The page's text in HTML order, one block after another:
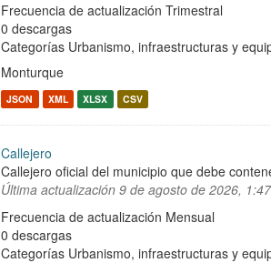
Frecuencia de actualización Trimestral
0 descargas
Categorías Urbanismo, infraestructuras y
Monturque
JSON XML XLSX CSV
Callejero
Callejero oficial del municipio que debe
Última actualización 9 de agosto de 2026,
Frecuencia de actualización Mensual
0 descargas
Categorías Urbanismo, infraestructuras y